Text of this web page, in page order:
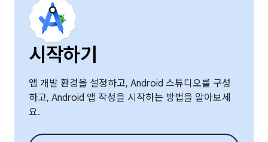
시작하기
앱 개발 환경을 설정하고, Android 스튜디오를 구성
하고, Android 앱 작성을 시작하는 방법을 알아보세
요.